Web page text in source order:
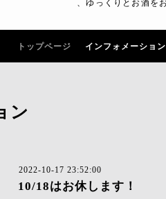
、ゆっくりとお酒を
トップページ インフォメーション
ン
2022-10-17 23:52:00
10/18はお休します！